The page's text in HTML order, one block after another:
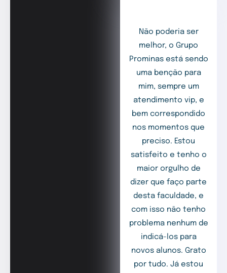
Não poderia ser
melhor, o Grupo
Prominas está sendo
uma benção para
mim, sempre um
atendimento vip, e
bem correspondido
nos momentos que
preciso. Estou
satisfeito e tenho o
maior orgulho de
dizer que faço parte
desta faculdade, e
com isso não tenho
problema nenhum de
indicá-los para
novos alunos. Grato
por tudo. Já estou